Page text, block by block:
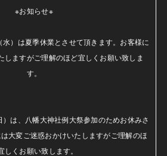
※お知らせ※
）は夏季休業とさせて頂きます。お客様に
しますがご理解のほど宜しくお願い致しま
す。
は、八幡大神社例大祭参加のためお休みさ
大変ご迷惑おかけいたしますがご理解のほ
しくお願い致します。